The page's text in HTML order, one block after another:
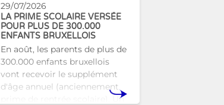
29/07/2026
LA PRIME SCOLAIRE VERSÉE
POUR PLUS DE 300.000
ENFANTS BRUXELLOIS
En août, les parents de plus de
300.000 enfants bruxellois
vont recevoir le supplément
d'âge annuel (anciennement
prime de rentrée scolaire). Un